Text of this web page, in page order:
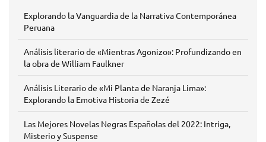
Explorando la Vanguardia de la Narrativa Contemporánea
Peruana
Análisis literario de «Mientras Agonizo»: Profundizando en
la obra de William Faulkner
Análisis Literario de «Mi Planta de Naranja Lima»:
Explorando la Emotiva Historia de Zezé
Las Mejores Novelas Negras Españolas del 2022: Intriga,
Misterio y Suspense